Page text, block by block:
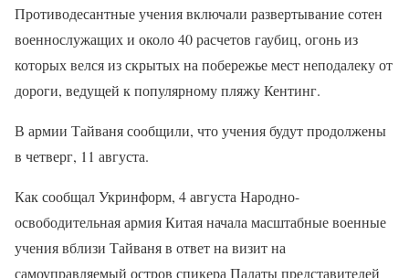
Противодесантные учения включали развертывание сотен
военнослужащих и около 40 расчетов гаубиц, огонь из
которых велся из скрытых на побережье мест неподалеку от
дороги, ведущей к популярному пляжу Кентинг.
В армии Тайваня сообщили, что учения будут продолжены
в четверг, 11 августа.
Как сообщал Укринформ, 4 августа Народно-
освободительная армия Китая начала масштабные военные
учения вблизи Тайваня в ответ на визит на
самоуправляемый остров спикера Палаты представителей